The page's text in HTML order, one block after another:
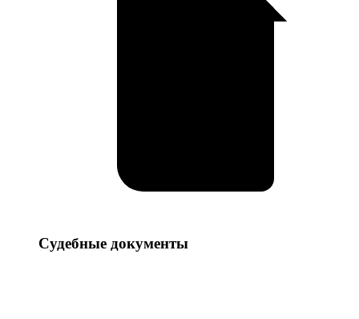
Судебные
Судебные документы